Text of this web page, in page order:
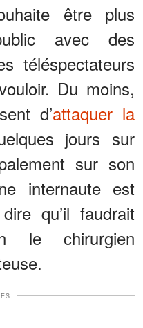
être plus
avec des
téléspectateurs
Du moins,
d’attaquer la
jours sur
sur son
internaute est
qu’il faudrait
le chirurgien